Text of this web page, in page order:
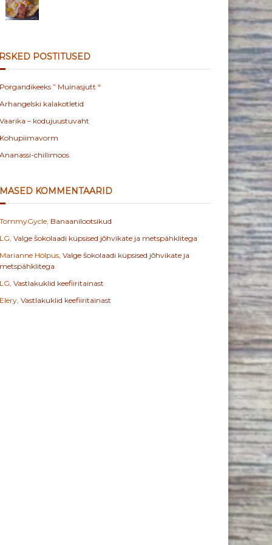
POSTITUSED
Porgandikeeks ” Muinasjutt “
Arhangelski kalakotletid
Vaarika – kodujuustuvaht
Kohupiimavorm
Ananassi-chillimoos
KOMMENTAARID
TommyGycle, Banaanilootsikud
LG, Valge šokolaadi küpsised jõhvikate ja metspähklitega
Marianne Hölpus, Valge šokolaadi küpsised jõhvikate ja
metspähklitega
LG, Vastlakuklid keefiiritainast
Elery, Vastlakuklid keefiiritainast